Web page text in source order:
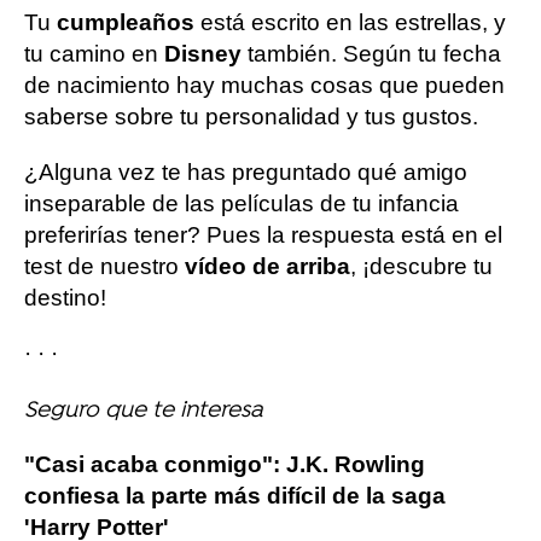
Tu cumpleaños está escrito en las estrellas, y
tu camino en Disney también. Según tu fecha
de nacimiento hay muchas cosas que pueden
saberse sobre tu personalidad y tus gustos.
¿Alguna vez te has preguntado qué amigo
inseparable de las películas de tu infancia
preferirías tener? Pues la respuesta está en el
test de nuestro vídeo de arriba, ¡descubre tu
destino!
· · ·
Seguro que te interesa
"Casi acaba conmigo": J.K. Rowling
confiesa la parte más difícil de la saga
'Harry Potter'